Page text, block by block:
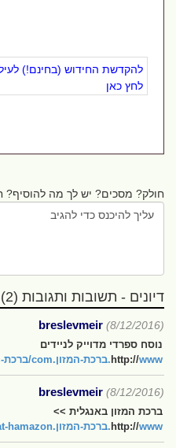
להקדשת החידוש (בחינם!)
לחץ כאן
חולק? מסכים? יש לך מה להוסיף?
דיונים - תשובות ותגובות (2)
breslevmeir (8/12/2016)
נוסח ספרדי מדוייק לניידים
http://www.ברכת-המזון.com/ברכת-המזון-ספרדי
breslevmeir (8/12/2016)
ברכת המזון באנגלית >>
http://www.ברכת-המזון.com/birkat-hamazon/